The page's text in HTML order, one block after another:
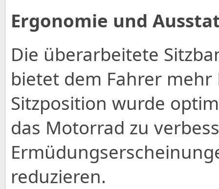
Ergonomie und
Die überarbeitete
bietet dem Fahrer
Sitzposition wurde
das Motorrad zu
reduzieren.